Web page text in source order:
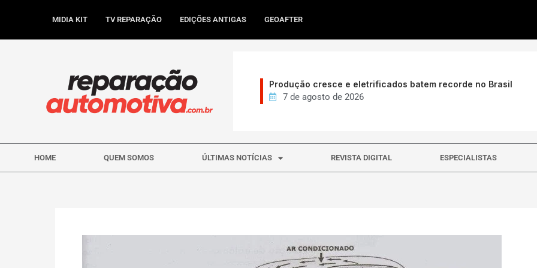
MIDIA KIT TV REPARAÇÃO EDIÇÕES ANTIGAS GEOAFTER
Produção cresce e eletrificados batem recorde no Brasil
7 de agosto de 2026
HOME QUEM SOMOS ÚLTIMAS NOTÍCIAS REVISTA DIGITAL ESPECIALISTAS